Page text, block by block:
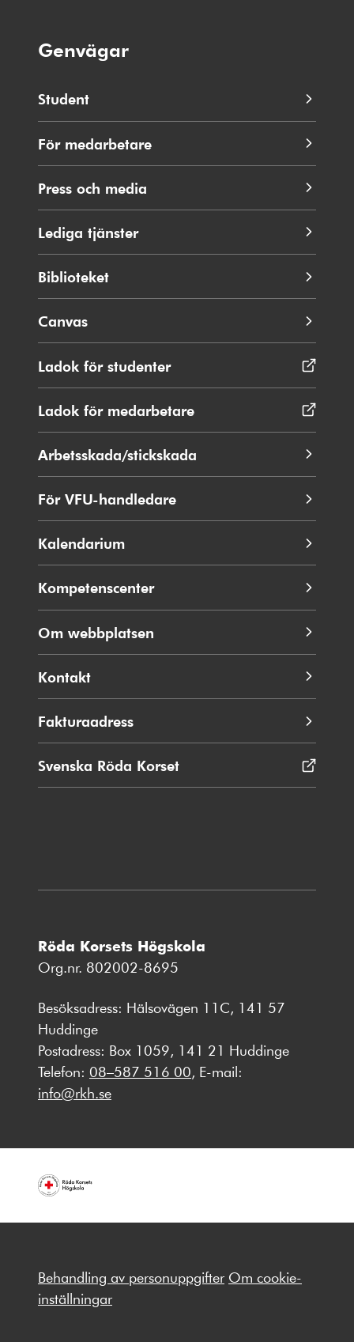
Genvägar
Student
För medarbetare
Press och media
Lediga tjänster
Biblioteket
Canvas
Ladok för studenterÖppnas
i
fönster
Ladok för medarbetare
i
fönster
Arbetsskada/stickskada
För VFU-handledare
Kalendarium
Kompetenscenter
Om webbplatsen
Kontakt
Fakturaadress
Svenska Röda Korset
i
Röda Korsets Högskola
Org.nr. 802002-8695
Besöksadress: Hälsovägen 11C, 141 57
Huddinge
Postadress: Box 1059, 141 21 Huddinge
Telefon: 08–587 516 00, E-mail:
info@rkh.se
Behandling av personuppgifter Om cookie-
inställningar